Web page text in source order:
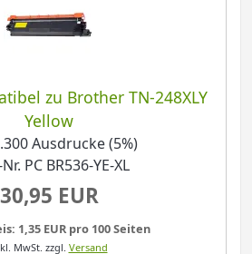
zu Brother TN-248XLY
Yellow
Ausdrucke (5%)
PC BR536-YE-XL
30,95 EUR
1,35 EUR pro 100 Seiten
MwSt. zzgl. Versand